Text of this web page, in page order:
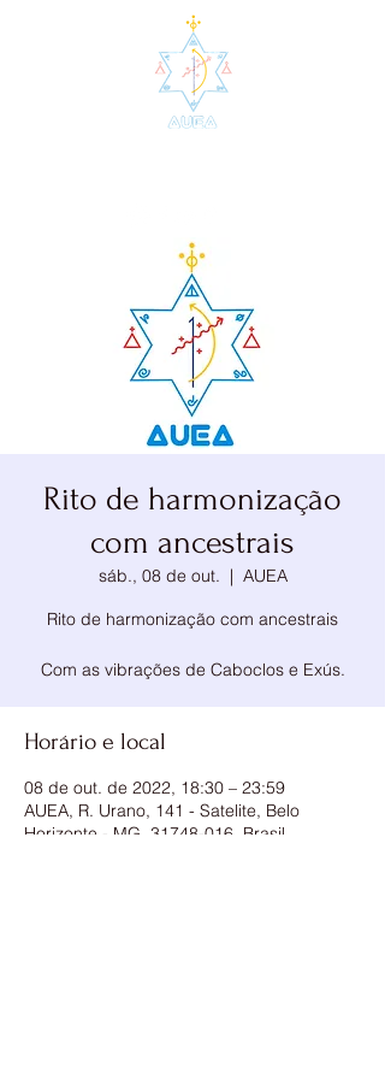
Rito de harmonização
com ancestrais
sáb., 08 de out.
  |
AUEA
Rito de harmonização com ancestrais
Com as vibrações de Caboclos e Exús.
Horário e local
08 de out. de 2022, 18:30 – 23:59
AUEA, R. Urano, 141 - Satelite, Belo
Horizonte - MG, 31748-016, Brasil